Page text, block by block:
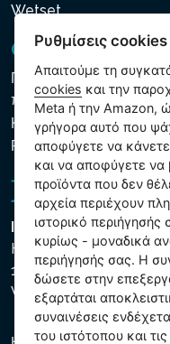
Wetset
GDPR και Cookies
Πολιτική προστασίας
που υποβάλλονται σε
Κανόνες χρήσης των
Ρυθμίσεις cookies
Intex Trading, s.r.o.
Hradecká 2526/3
130 00 Praha 3
Vinohrady - Česká
Ρυθμίσεις cookies
Απαιτούμε τη
cookies και την
Meta ή την Amazon,
γρήγορα αυτό που
αποφύγετε να
και να αποφύγετε να
προϊόντα που δεν
αρχεία περιέχουν
ιστορικό περιήγησής
κυρίως - μοναδικά
περιήγησής σας. Η
δώσετε στην
εξαρτάται
συναινέσεις
του ιστότοπου και